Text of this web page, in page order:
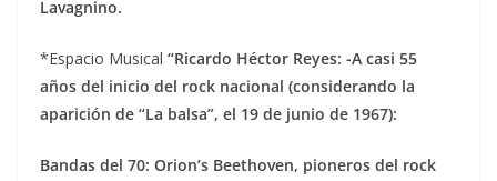
Lavagnino.
*Espacio Musical “Ricardo Héctor Reyes: -A casi 55
años del inicio del rock nacional (considerando la
aparición de “La balsa”, el 19 de junio de 1967):
Bandas del 70: Orion’s Beethoven, pioneros del rock